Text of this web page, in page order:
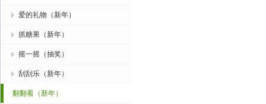
爱的礼物（新年）
抓糖果（新年）
摇一摇（抽奖）
刮刮乐（新年）
翻翻看（新年）